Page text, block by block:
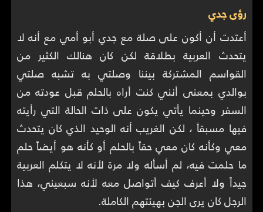
رؤى جدي
أعتدت أن أكون على صلة مع جدي أبو أمي مع أنه لا
يتحدث العربية بطلاقة لكن كان هنالك الكثير من
القواسم المشتركة بيننا وصلتي به تشبه صلتي
بوالدي بمعنى أنني كنت أراه بالحلم قبل عودته من
السفر وحينما يأتي يكون على ذات الحالة التي رأيته
فيها مسبقاً ، لكن الغريب أنه الوحيد الذي كان يتحدث
معي وكأنه كان معي حقاً بالحلم أو كأنه هو أيضاً حلم
ما حلمت فيه، لم أسأله ولا مرة لأنه لا يتكلم العربية
جيداً ولا أعرف كيف أتواصل معه لأنه سبعيني، هذا
الرجل كان يرى الجن بهيئتهم الكاملة.